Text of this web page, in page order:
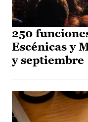
250
Escénicas y
y septiembre